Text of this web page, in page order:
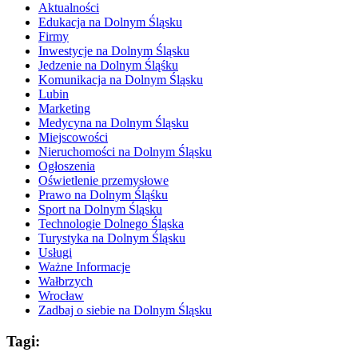
Aktualności
Edukacja na Dolnym Śląsku
Firmy
Inwestycje na Dolnym Śląsku
Jedzenie na Dolnym Śląśku
Komunikacja na Dolnym Śląsku
Lubin
Marketing
Medycyna na Dolnym Śląsku
Miejscowości
Nieruchomości na Dolnym Śląsku
Ogłoszenia
Oświetlenie przemysłowe
Prawo na Dolnym Śląśku
Sport na Dolnym Śląsku
Technologie Dolnego Śląska
Turystyka na Dolnym Śląsku
Usługi
Ważne Informacje
Wałbrzych
Wrocław
Zadbaj o siebie na Dolnym Śląsku
Tagi: